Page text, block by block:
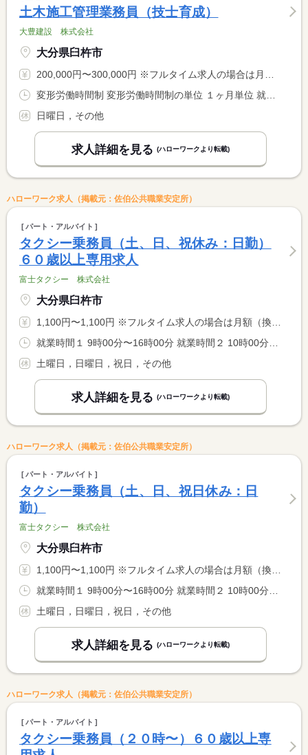
土木施工管理業務員（技士育成）
大豊建設 株式会社
大分県臼杵市
200,000円〜300,000円 ※フルタイム求人の場合は月額（換算額）、パート求人の場合は時間額を表示しています。
日曜日，その他
求人詳細を見る (ハローワークより転載)
ハローワーク求人（掲載元：佐伯公共職業安定所）
パート・アルバイト
タクシー乗務員（土、日、祝休み：日勤）
６０歳以上専用求人
富士タクシー 株式会社
大分県臼杵市
1,100円〜1,100円 ※フルタイム求人の場合は月額（換算額）、パート求人の場合は時間額を表示しています。
土曜日，日曜日，祝日，その他
求人詳細を見る (ハローワークより転載)
ハローワーク求人（掲載元：佐伯公共職業安定所）
パート・アルバイト
タクシー乗務員（土、日、祝日休み：日
勤）
富士タクシー 株式会社
大分県臼杵市
1,100円〜1,100円 ※フルタイム求人の場合は月額（換算額）、パート求人の場合は時間額を表示しています。
土曜日，日曜日，祝日，その他
求人詳細を見る (ハローワークより転載)
ハローワーク求人（掲載元：佐伯公共職業安定所）
パート・アルバイト
タクシー乗務員（２０時〜）６０歳以上専